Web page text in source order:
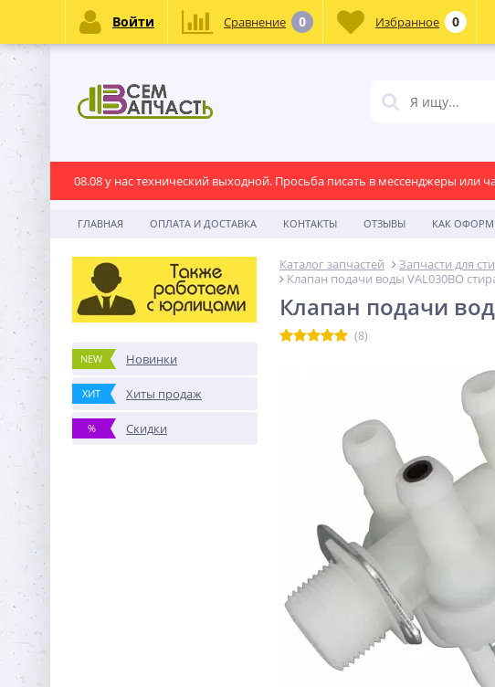
08.08 у нас технический выходной. Просьба писать в мессенджеры или
ГЛАВНАЯ ОПЛАТА И ДОСТАВКА КОНТАКТЫ ОТЗЫВЫ КАК
NEW Новинки
ХИТ Хиты продаж
% Скидки
Каталог запчастей Запчасти для
Клапан подачи воды VAL030BO
Клапан подачи
(8)
Войти Сравнение 0 Избранное 0